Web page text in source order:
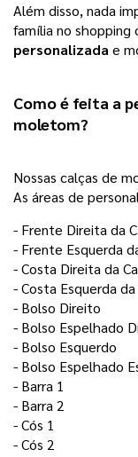
Além disso, nada
família no shopping
personalizadae
Como é feita a
moletom?
Nossas calças de
As áreas de
- Frente Direita da
- Frente Esquerda
- Costa Direita da
- Costa Esquerda
- Bolso Direito
- Bolso Espelhado
- Bolso Esquerdo
- Bolso Espelhado
- Barra 1
- Barra 2
- Cós 1
- Cós 2